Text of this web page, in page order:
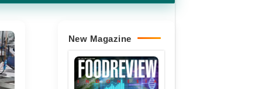
New Magazine